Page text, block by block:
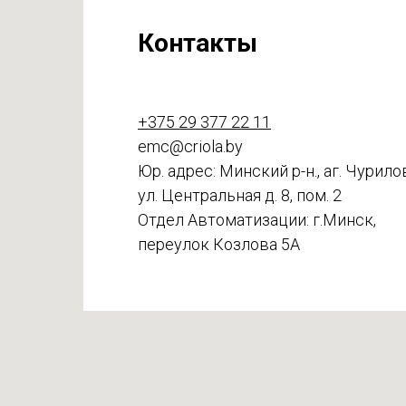
Контакты
+375 29 377 22 11
emc@criola.by
Юр. адрес: Минский р-н., аг.
ул. Центральная д. 8, пом. 2
Отдел Автоматизации: г.Минск,
переулок Козлова 5А